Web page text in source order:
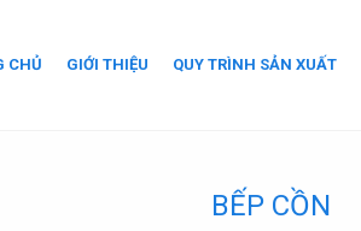
CHỦ GIỚI THIỆU QUY TRÌNH SẢN XUẤT
BẾP CỒN